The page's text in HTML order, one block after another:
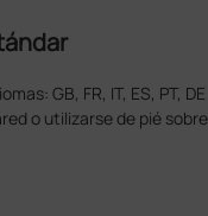
GB, FR, IT, ES, PT, DE
o utilizarse de pié